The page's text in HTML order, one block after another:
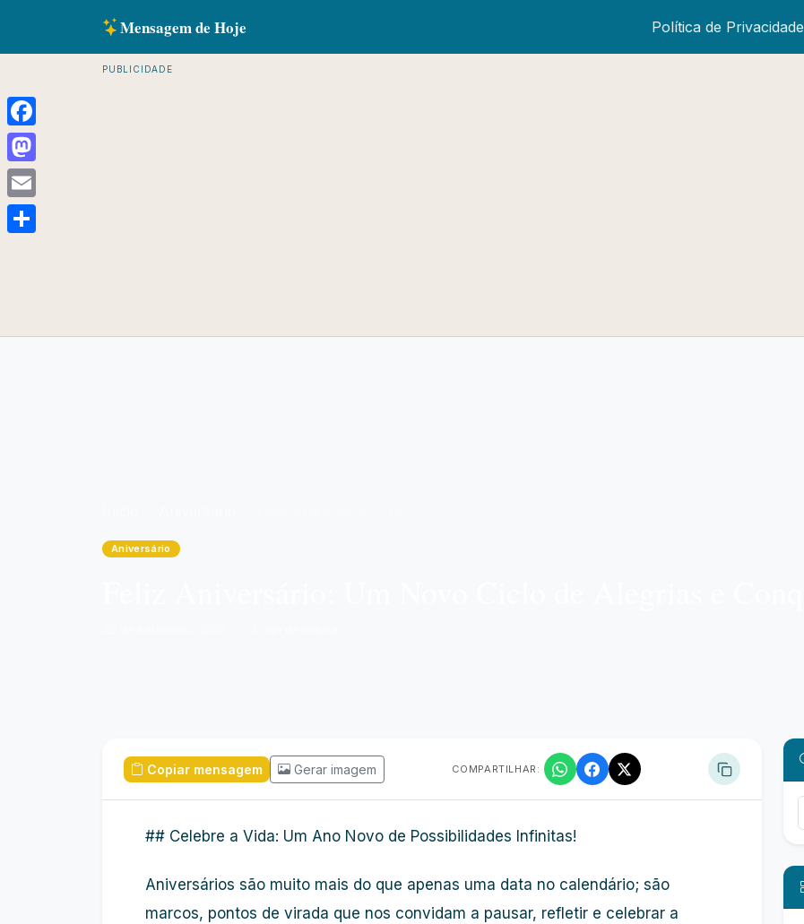
Mensagem de Hoje Política de Privacidade
PUBLICIDADE
Aniversário
Copiar mensagem Gerar imagem COMPARTILHAR:
## Celebre a Vida: Um Ano Novo de Possibilidades Infinitas!
Aniversários são muito mais do que apenas uma data no calendário; são
marcos, pontos de virada que nos convidam a pausar, refletir e celebrar a
Facebook
Mastodon
Email